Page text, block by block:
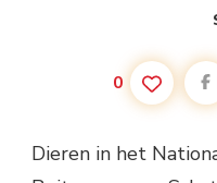
0
Dieren in het